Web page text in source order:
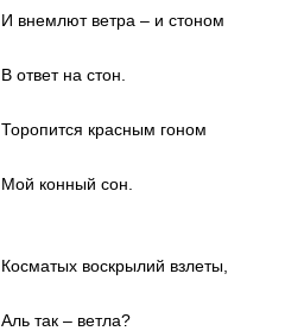
И внемлют ветра – и стоном
В ответ на стон.
Торопится красным гоном
Мой конный сон.
Косматых воскрылий взлеты,
Аль так – ветла?